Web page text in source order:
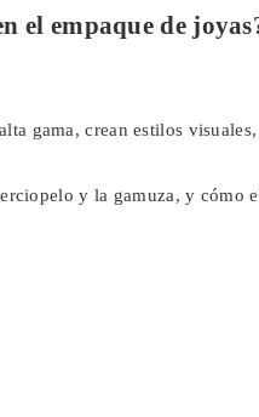
el empaque de
gama, crean estilos
y la gamuza, y cómo